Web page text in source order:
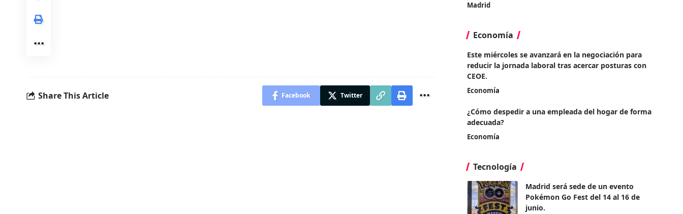
Share This Article Facebook Twitter
Madrid
Economía
Este miércoles se avanzará en la negociación para
reducir la jornada laboral tras acercar posturas con
CEOE.
Economía
¿Cómo despedir a una empleada del hogar de forma
adecuada?
Economía
Tecnología
Madrid será sede de un evento
Pokémon Go Fest del 14 al 16 de
junio.